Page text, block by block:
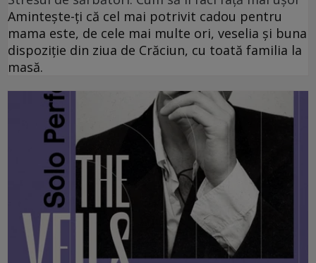
Amintește-ți că cel mai potrivit cadou pentru
mama este, de cele mai multe ori, veselia și buna
dispoziție din ziua de Crăciun, cu toată familia la
masă.